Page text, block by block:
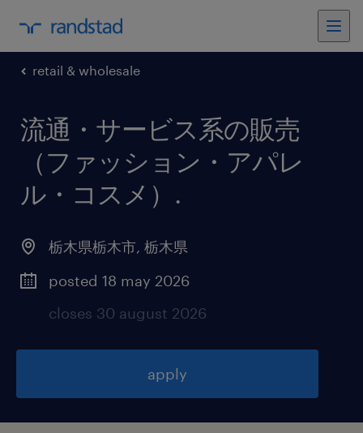
retail & wholesale
流通・サービス系の販売
（ファッション・アパレ
ル・コスメ） .
栃木県栃木市, 栃木県
posted 18 may 2026
closes 30 august 2026
apply